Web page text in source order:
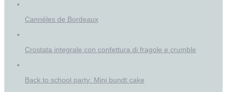
Cannéles de Bordeaux
Crostata integrale con confettura di fragole e crumble
Back to school party: Mini bundt cake